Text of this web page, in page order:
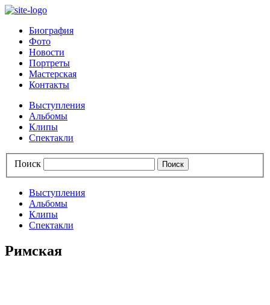
Биография
Фото
Новости
Портреты
Мастерская
Контакты
Выступления
Альбомы
Клипы
Спектакли
Поиск
Выступления
Альбомы
Клипы
Спектакли
Римская